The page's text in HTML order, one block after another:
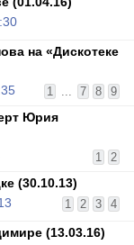
на «Дискотеке
1 ... 7 8 9
Юрия
1 2
(30.10.13)
1 2 3 4
(13.03.16)